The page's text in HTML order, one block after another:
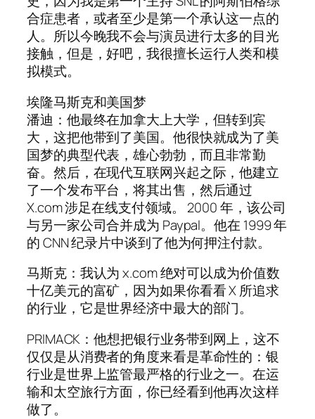
合症患者，或者至少是第一个承认这一点的
人。所以今晚我不会与演员进行太多的目光
接触，但是，好吧，我很擅长运行人类和模
拟模式。
埃隆马斯克和美国梦
潘迪：他最终在加拿大上大学，但转到宾
大，这把他带到了美国。他很快就成为了美
国梦的典型代表，雄心勃勃，而且非常勤
奋。然后，在现代互联网兴起之际，他建立
了一个发布平台，将其出售，然后通过
X.com 涉足在线支付领域。 2000 年，该公司
与另一家公司合并成为 Paypal。他在 1999 年
的 CNN 纪录片中谈到了他为何押注付款。
马斯克：我认为 x.com 绝对可以成为价值数
十亿美元的富矿，因为如果你看看 X 所追求
的行业，它是世界经济中最大的部门。
PRIMACK：他想把银行业务带到网上，这不
仅仅是从消费者的角度来看是革命性的：银
行业是世界上监管最严格的行业之一。在运
输和太空旅行方面，你已经看到他再次这样
做了。